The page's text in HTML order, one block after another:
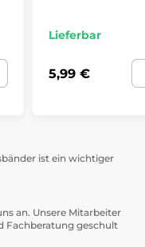
Lieferbar
5,99 €
ist ein wichtiger
an. Unsere Mitarbeiter
Fachberatung geschult